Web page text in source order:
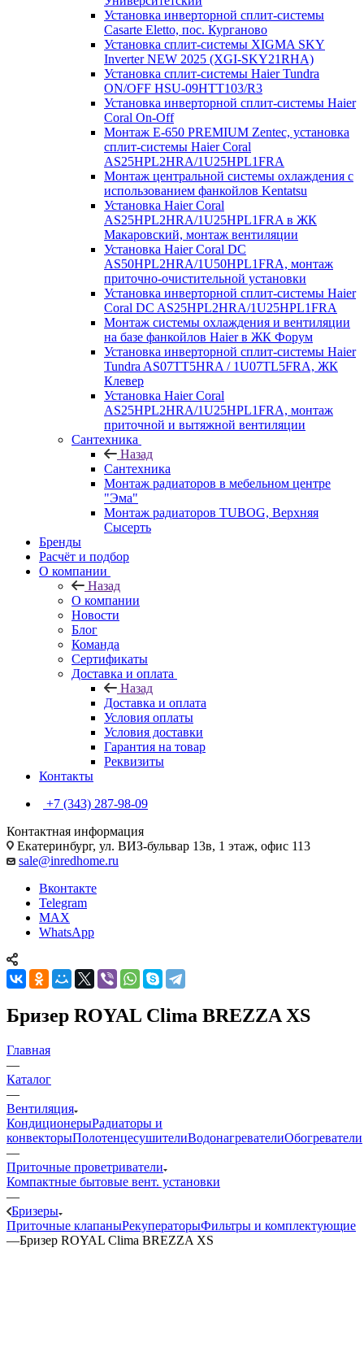
Установка инверторной сплит-системы
Casarte Eletto, пос. Курганово
Установка сплит-системы XIGMA SKY
Inverter NEW 2025 (XGI-SKY21RHA)
Установка сплит-системы Haier Tundra
ON/OFF HSU-09HTT103/R3
Установка инверторной сплит-системы Haier
Coral On-Off
Монтаж E-650 PREMIUM Zentec, установка
сплит-системы Haier Coral
AS25HPL2HRA/1U25HPL1FRA
Монтаж центральной системы охлаждения с
использованием фанкойлов Kentatsu
Установка Haier Coral
AS25HPL2HRA/1U25HPL1FRA в ЖК
Макаровский, монтаж вентиляции
Установка Haier Coral DC
AS50HPL2HRA/1U50HPL1FRA, монтаж
приточно-очистительной установки
Установка инверторной сплит-системы Haier
Coral DC AS25HPL2HRA/1U25HPL1FRA
Монтаж системы охлаждения и вентиляции
на базе фанкойлов Haier в ЖК Форум
Установка инверторной сплит-системы Haier
Tundra AS07TT5HRA / 1U07TL5FRA, ЖК
Клевер
Установка Haier Coral
AS25HPL2HRA/1U25HPL1FRA, монтаж
приточной и вытяжной вентиляции
Сантехника
Назад
Сантехника
Монтаж радиаторов в мебельном центре
"Эма"
Монтаж радиаторов TUBOG, Верхняя
Сысерть
Бренды
Расчёт и подбор
О компании
Назад
О компании
Новости
Блог
Команда
Сертификаты
Доставка и оплата
Назад
Доставка и оплата
Условия оплаты
Условия доставки
Гарантия на товар
Реквизиты
Контакты
+7 (343) 287-98-09
Контактная информация
Екатеринбург, ул. ВИЗ-бульвар 13в, 1 этаж, офис 113
sale@inredhome.ru
Вконтакте
Telegram
MAX
WhatsApp
Бризер ROYAL Clima BREZZA XS
Главная
—
Каталог
—
Вентиляция
КондиционерыРадиаторы и
конвекторыПолотенцесушителиВодонагревателиОбогреватели
—
Приточные проветриватели
Компактные бытовые вент. установки
—
Бризеры
Приточные клапаныРекуператорыФильтры и комплектующие
—Бризер ROYAL Clima BREZZA XS